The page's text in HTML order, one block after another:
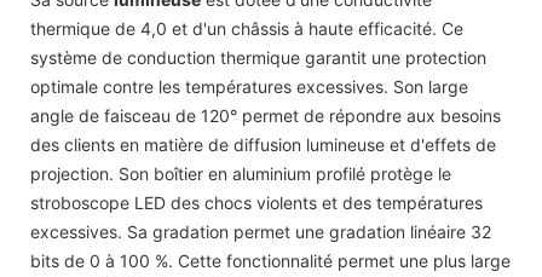
thermique de 4,0 et d'un châssis à haute efficacité. Ce
système de conduction thermique garantit une protection
optimale contre les températures excessives. Son large
angle de faisceau de 120° permet de répondre aux besoins
des clients en matière de diffusion lumineuse et d'effets de
projection. Son boîtier en aluminium profilé protège le
stroboscope LED des chocs violents et des températures
excessives. Sa gradation permet une gradation linéaire 32
bits de 0 à 100 %. Cette fonctionnalité permet une plus large